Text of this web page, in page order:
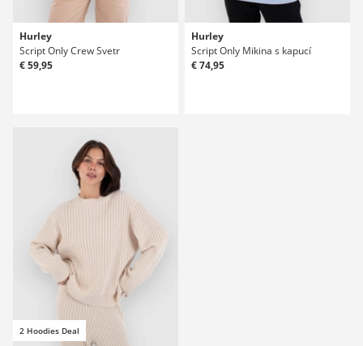
Hurley
Script Only Crew Svetr
€ 59,95
Hurley
Script Only Mikina s kapucí
€ 74,95
2 Hoodies Deal